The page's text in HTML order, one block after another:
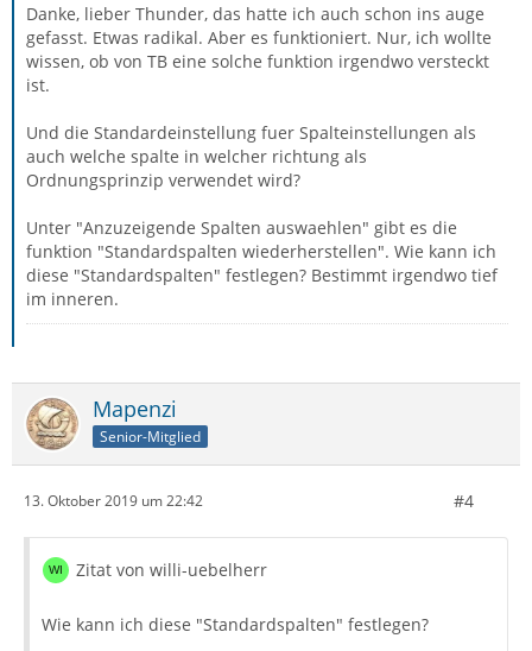
Danke, lieber Thunder, das hatte ich auch schon ins auge
gefasst. Etwas radikal. Aber es funktioniert. Nur, ich wollte
wissen, ob von TB eine solche funktion irgendwo versteckt
ist.
Und die Standardeinstellung fuer Spalteinstellungen als
auch welche spalte in welcher richtung als
Ordnungsprinzip verwendet wird?
Unter "Anzuzeigende Spalten auswaehlen" gibt es die
funktion "Standardspalten wiederherstellen". Wie kann ich
diese "Standardspalten" festlegen? Bestimmt irgendwo tief
im inneren.
Mapenzi
Senior-Mitglied
13. Oktober 2019 um 22:42 #4
Zitat von willi-uebelherr
Wie kann ich diese "Standardspalten" festlegen?